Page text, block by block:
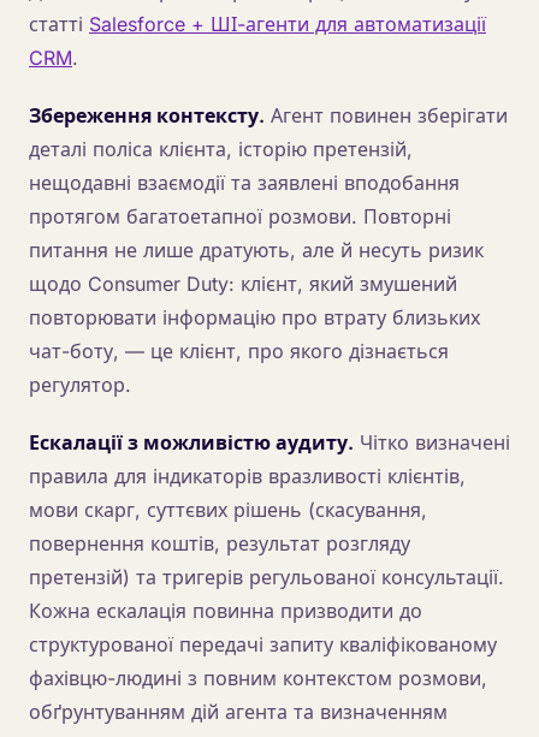
статті Salesforce + ШІ-агенти для автоматизації
CRM.
Збереження контексту. Агент повинен зберігати
деталі поліса клієнта, історію претензій,
нещодавні взаємодії та заявлені вподобання
протягом багатоетапної розмови. Повторні
питання не лише дратують, але й несуть ризик
щодо Consumer Duty: клієнт, який змушений
повторювати інформацію про втрату близьких
чат-боту, — це клієнт, про якого дізнається
регулятор.
Ескалації з можливістю аудиту. Чітко визначені
правила для індикаторів вразливості клієнтів,
мови скарг, суттєвих рішень (скасування,
повернення коштів, результат розгляду
претензій) та тригерів регульованої консультації.
Кожна ескалація повинна призводити до
структурованої передачі запиту кваліфікованому
фахівцю-людині з повним контекстом розмови,
обґрунтуванням дій агента та визначенням